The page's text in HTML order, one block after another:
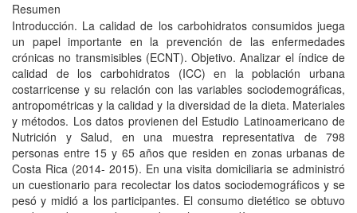
Resumen
Introducción. La calidad de los carbohidratos consumidos juega
un papel importante en la prevención de las enfermedades
crónicas no transmisibles (ECNT). Objetivo. Analizar el índice de
calidad de los carbohidratos (ICC) en la población urbana
costarricense y su relación con las variables sociodemográficas,
antropométricas y la calidad y la diversidad de la dieta. Materiales
y métodos. Los datos provienen del Estudio Latinoamericano de
Nutrición y Salud, en una muestra representativa de 798
personas entre 15 y 65 años que residen en zonas urbanas de
Costa Rica (2014- 2015). En una visita domiciliaria se administró
un cuestionario para recolectar los datos sociodemográficos y se
pesó y midió a los participantes. El consumo dietético se obtuvo